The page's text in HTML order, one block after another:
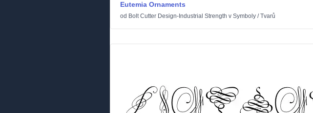
Eutemia Ornaments
od Bolt Cutter Design-Industrial Strength v Symboly /Tvarů